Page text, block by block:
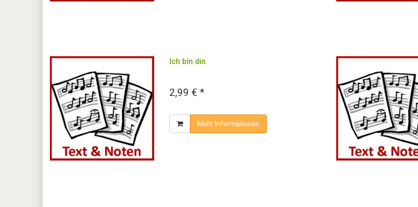
Ich bin din
2,99 € *
Mehr Informationen